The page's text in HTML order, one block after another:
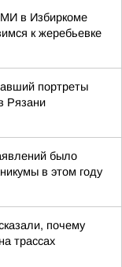
в Избиркоме
к жеребьевке
портреты
Рязани
было
в этом году
почему
трассах